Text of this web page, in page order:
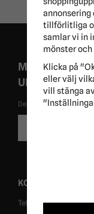
MISSA ALDRIG
UNIKA
De uppgifter du matar
KONTAKT
Tel: 0431-302040
annonsering
tillförlitliga
samlar vi in
mönster och
Klicka på
eller välj
vill stänga